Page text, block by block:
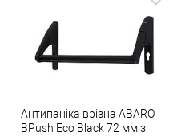
Антипаніка врізна ABARO
BPush Eco Black 72 мм зі